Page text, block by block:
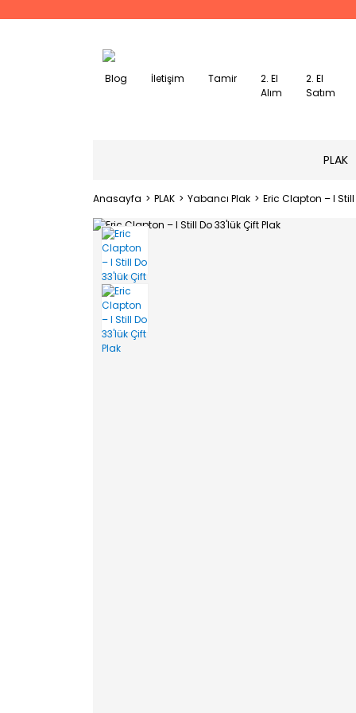
Blog İletişim Tamir
2. El
Alım
2. El
Satım
PLAK
Anasayfa PLAK Yabancı Plak Eric Clapton – I